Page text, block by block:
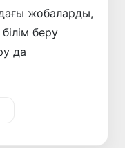
жобаларды,
беру
да